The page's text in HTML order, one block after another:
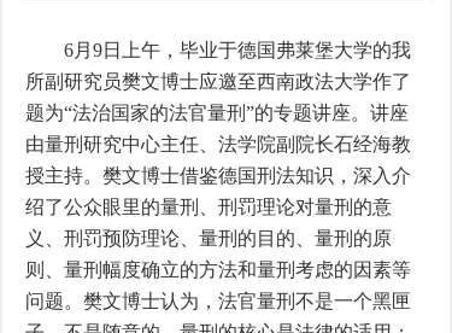
6月9日上午，毕业于德国弗莱堡大学的我
所副研究员樊文博士应邀至西南政法大学作了
题为“法治国家的法官量刑”的专题讲座。讲座
由量刑研究中心主任、法学院副院长石经海教
授主持。樊文博士借鉴德国刑法知识，深入介
绍了公众眼里的量刑、刑罚理论对量刑的意
义、刑罚预防理论、量刑的目的、量刑的原
则、量刑幅度确立的方法和量刑考虑的因素等
问题。樊文博士认为，法官量刑不是一个黑匣